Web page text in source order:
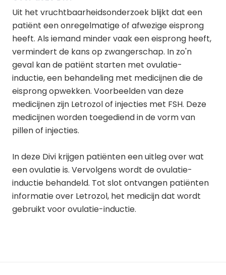
Uit het vruchtbaarheidsonderzoek blijkt dat een
patiënt een onregelmatige of afwezige eisprong
heeft. Als iemand minder vaak een eisprong heeft,
vermindert de kans op zwangerschap. In zo'n
geval kan de patiënt starten met ovulatie-
inductie, een behandeling met medicijnen die de
eisprong opwekken. Voorbeelden van deze
medicijnen zijn Letrozol of injecties met FSH. Deze
medicijnen worden toegediend in de vorm van
pillen of injecties.
In deze Divi krijgen patiënten een uitleg over wat
een ovulatie is. Vervolgens wordt de ovulatie-
inductie behandeld. Tot slot ontvangen patiënten
informatie over Letrozol, het medicijn dat wordt
gebruikt voor ovulatie-inductie.